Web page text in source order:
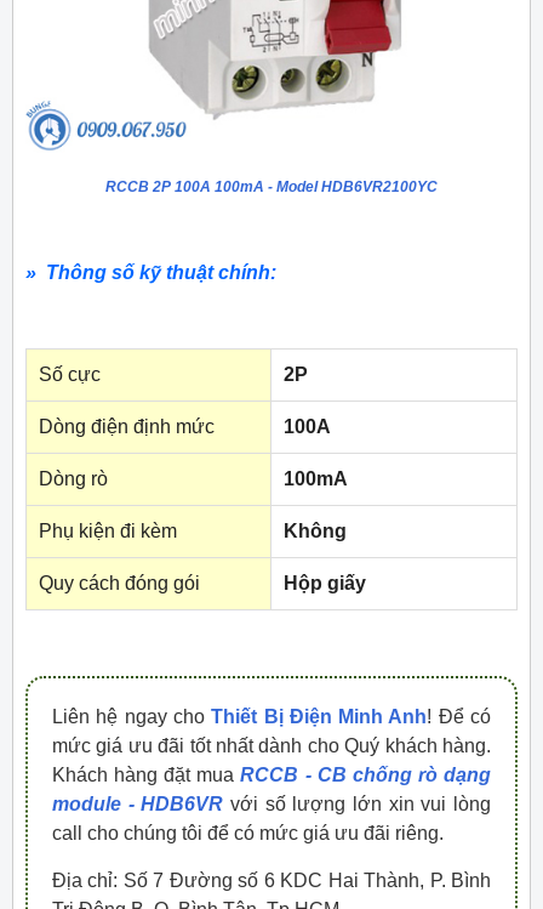
RCCB 2P 100A 100mA - Model HDB6VR2100YC
» Thông số kỹ thuật chính:
Số cực 2P
Dòng điện định mức 100A
Dòng rò 100mA
Phụ kiện đi kèm Không
Quy cách đóng gói Hộp giấy
Liên hệ ngay choThiết Bị Điện Minh Anh! Để có
mức giá ưu đãi tốt nhất dành cho Quý khách hàng.
Khách hàng đặt muaRCCB - CB chống rò dạng
module - HDB6VR với số lượng lớn xin vui lòng
call cho chúng tôi để có mức giá ưu đãi riêng.
Địa chỉ: Số 7 Đường số 6 KDC Hai Thành, P. Bình